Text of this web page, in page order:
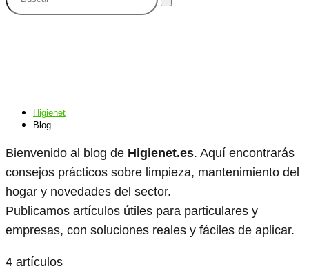
Higienet
Blog
Bienvenido al blog de Higienet.es. Aquí encontrarás
consejos prácticos sobre limpieza, mantenimiento del
hogar y novedades del sector.
Publicamos artículos útiles para particulares y
empresas, con soluciones reales y fáciles de aplicar.
4 artículos